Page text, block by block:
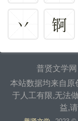
丷
锕
普贤文学
本站数据均来自原
于人工有限,无法
益,